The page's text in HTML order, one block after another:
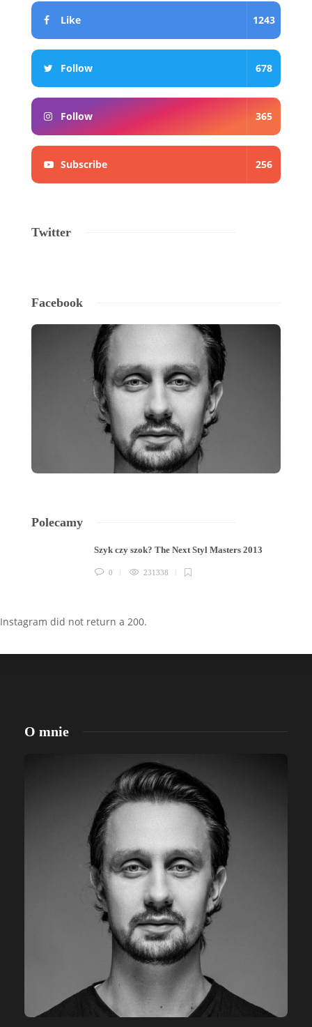
Like 1243
Follow 678
Follow 365
Subscribe 256
Twitter
Facebook
Polecamy
Szyk czy szok? The Next Styl Masters 2013
0 231338
Instagram did not return a 200.
O mnie